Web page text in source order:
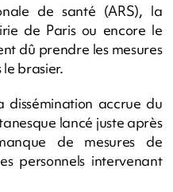
de santé (ARS), la
de Paris ou encore le
dû prendre les mesures
le brasier.
dissémination accrue du
lancé juste après
de mesures de
personnels intervenant